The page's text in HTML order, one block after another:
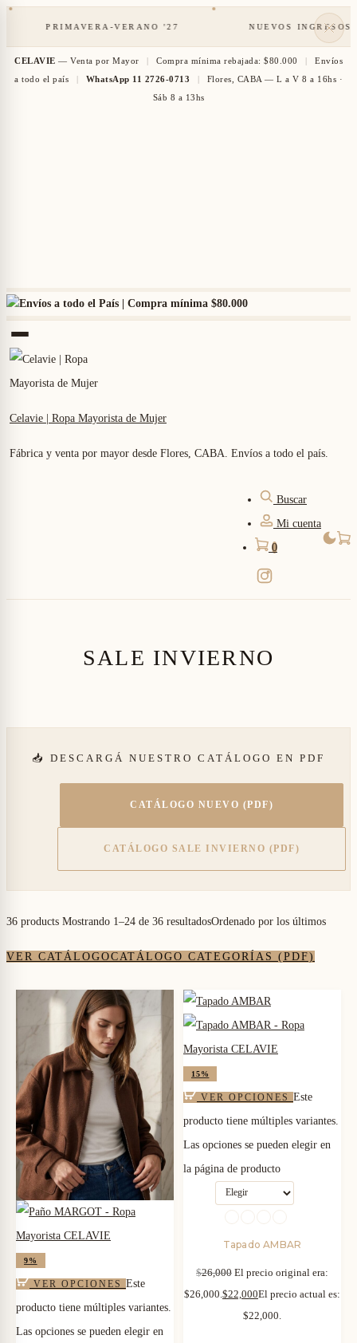
PRIMAVERA-VERANO '27 NUEVOS INGRESOS
CELAVIE — Venta por Mayor | Compra mínima rebajada: $80.000 |
Envíos
a todo el país
| WhatsApp 11 2726-0713 |
Flores, CABA — L a V 8 a 16hs ·
Sáb 8 a 13hs
Envíos a todo el País | Compra mínima $80.000
Celavie | Ropa Mayorista de Mujer
Fábrica y venta por mayor desde Flores, CABA. Envíos a todo el país.
Buscar
Mi cuenta
0
SALE INVIERNO
📥 DESCARGÁ NUESTRO CATÁLOGO EN PDF
CATÁLOGO NUEVO (PDF)
CATÁLOGO SALE INVIERNO (PDF)
36 products Mostrando 1–24 de 36 resultadosOrdenado por los últimos
VER CATÁLOGOCATÁLOGO CATEGORÍAS (PDF)
9%
VER OPCIONES Este
producto tiene múltiples variantes.
Las opciones se pueden elegir en
15%
VER OPCIONES Este
producto tiene múltiples variantes.
Las opciones se pueden elegir en
la página de producto
Tapado AMBAR
$26,000 El precio original era:
$26,000. $22,000El precio actual es:
$22,000.
Cerca
de